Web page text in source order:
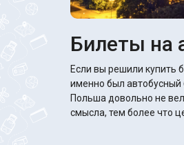
Билеты на
Если вы решили купить
именно был автобусный
Польша довольно не
смысла, тем более что